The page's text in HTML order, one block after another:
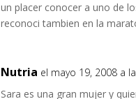
un placer conocer a uno de
reconoci tambien en la
Nutria el mayo 19, 2008 a
Sara es una gran mujer y